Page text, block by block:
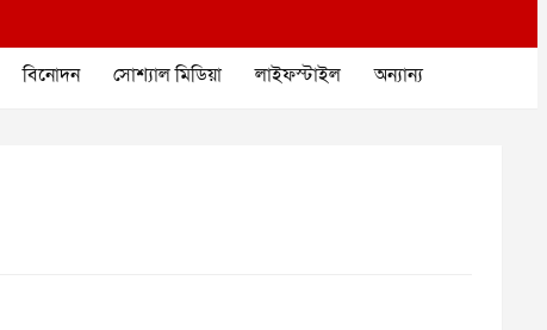
বিনোদন সোশ্যাল মিডিয়া লাইফস্টাইল অন্যান্য